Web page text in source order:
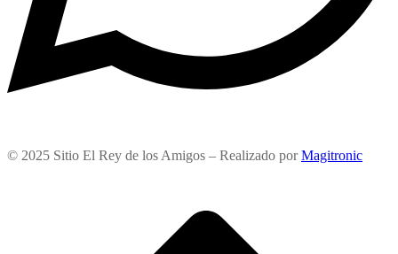
© 2025 Sitio El Rey de los Amigos – Realizado porMagitronic